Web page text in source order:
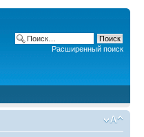
Расширенный поиск